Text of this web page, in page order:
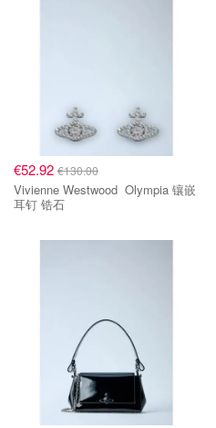
€52.92 €130.00
Vivienne Westwood Olympia 镶嵌
耳钉 锆石